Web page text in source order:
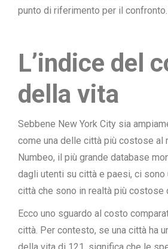
punto di riferimento per il confronto.
L’indice del
della vita
Sebbene New York City sia
come una delle città più costose al
Numbeo, il più grande database
dagli utenti su città e paesi, ci sono
città che sono in realtà più costose
Ecco uno sguardo al costo
città. Per contesto, se una città ha